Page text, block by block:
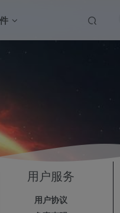
用户服务
用户协议